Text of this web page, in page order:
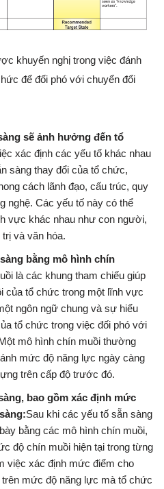
khuyến nghị trong việc đánh
để đối phó với chuyển đổi
sẽ ảnh hưởng đến tổ
xác định các yếu tố khác nhau
sàng thay đổi của tổ chức,
cách lãnh đạo, cấu trúc, quy
nghệ. Các yếu tố này có thể
vực khác nhau như con người,
và văn hóa.
bằng mô hình chín
là các khung tham chiếu giúp
của tổ chức trong một lĩnh vực
ngôn ngữ chung và sự hiểu
tổ chức trong việc đối phó với
mô hình chín muồi thường
mức độ năng lực ngày càng
trên cấp độ trước đó.
bao gồm xác định mức
Sau khi các yếu tố sẵn sàng
bằng các mô hình chín muồi,
độ chín muồi hiện tại trong từng
việc xác định mức điểm cho
mức độ năng lực mà tổ chức